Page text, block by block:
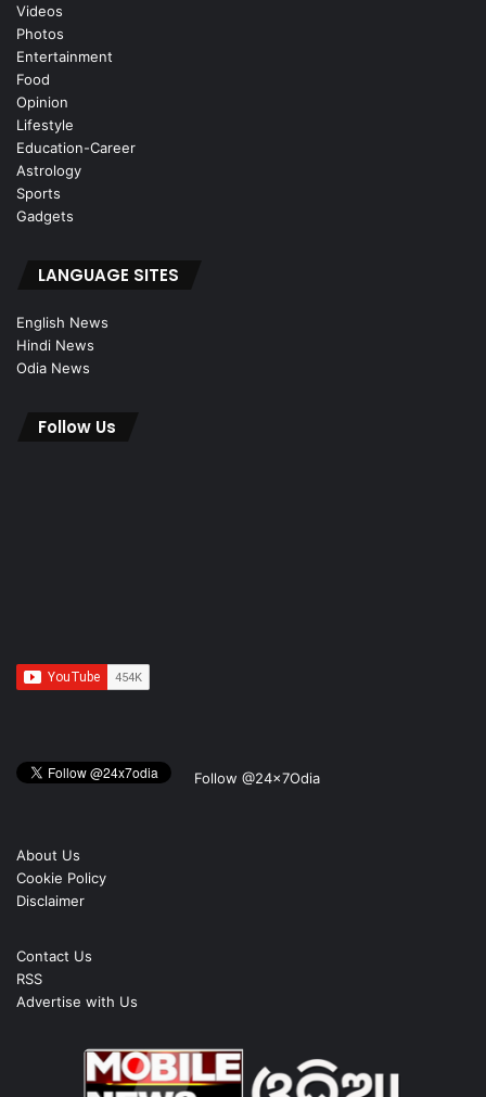
Videos
Photos
Entertainment
Food
Opinion
Lifestyle
Education-Career
Astrology
Sports
Gadgets
LANGUAGE SITES
English News
Hindi News
Odia News
Follow Us
Follow @24x7Odia
About Us
Cookie Policy
Disclaimer
Contact Us
RSS
Advertise with Us